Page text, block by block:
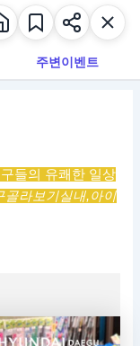
주변이벤트
들의 유쾌한 일상
골라보기실내,아이